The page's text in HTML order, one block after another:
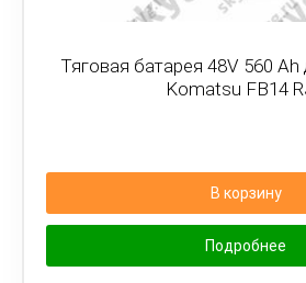
Тяговая батарея 48V 560
Komatsu FB14
В корзину
Подробнее